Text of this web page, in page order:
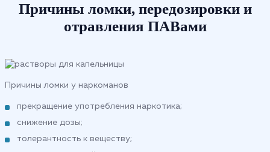
Причины ломки, передозировки и
отравления ПАВами
Причины ломки у наркоманов
прекращение употребления наркотика;
снижение дозы;
толерантность к веществу;